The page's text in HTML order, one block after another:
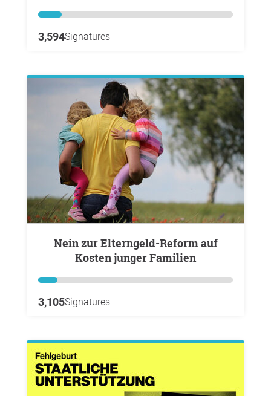
3,594Signatures
Nein zur Elterngeld-Reform auf
Kosten junger Familien
3,105Signatures